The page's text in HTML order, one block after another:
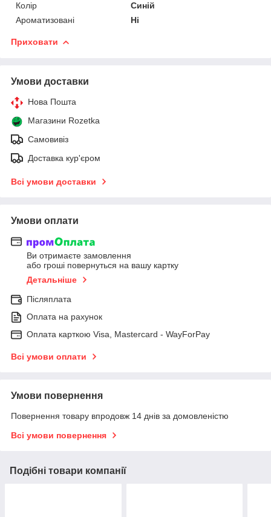
Колір
Синій
Ароматизовані
Ні
Приховати
Умови доставки
Нова Пошта
Магазини Rozetka
Самовивіз
Доставка кур'єром
Всі умови доставки
Умови оплати
Ви отримаєте замовлення
або гроші повернуться на вашу картку
Детальніше
Післяплата
Оплата на рахунок
Оплата карткою Visa, Mastercard - WayForPay
Всі умови оплати
Умови повернення
Повернення товару впродовж 14 днів за домовленістю
Всі умови повернення
Подібні товари компанії